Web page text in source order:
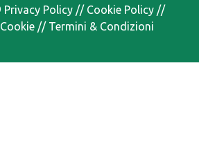
Privacy Policy // Cookie Policy //
// Termini & Condizioni